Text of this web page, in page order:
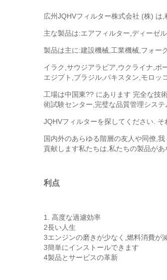
広州JQHVフィルター株式会社 (株) は
主な製品は:エアフィルター,ディーゼ
製品は主に:建設機械,工業機械,フォー
イラク,サウジアラビア,ウクライナ,ポ
エジプト,ブラジル,パキスタン,モロッ
工場は中国東?? にあります 完全な技
術試験センター,完璧な品質管理シス
JQHVフィルターを探してください.
国内外のあらゆる階層の友人や同僚,
貢献します私たちは,私たちの製品が
利点
1. 高度な過濾効率
2長い人生
3エンジンの磨きが少なく,燃料消費が
3簡単にインストールできます
4製品とサービスの革新